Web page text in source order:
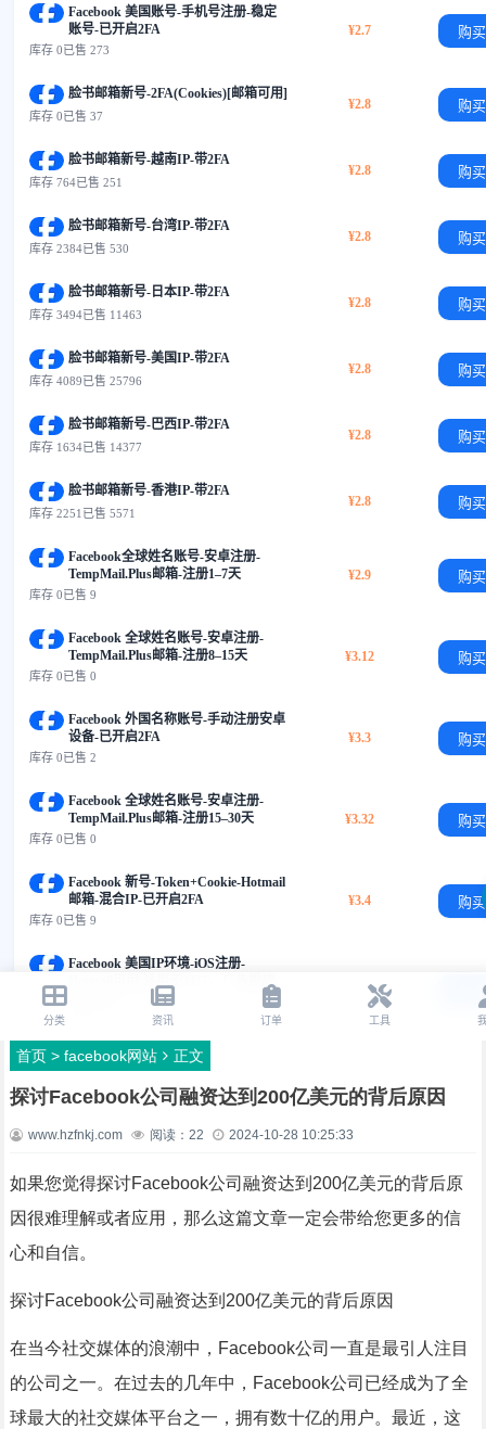
首页> facebook网站 正文
探讨Facebook公司融资达到200亿美元的背后原因
www.hzfnkj.com 阅读： 22 2024-10-28 10:25:33
如果您觉得探讨Facebook公司融资达到200亿美元的背后原
因很难理解或者应用，那么这篇文章一定会带给您更多的信
心和自信。
探讨Facebook公司融资达到200亿美元的背后原因
在当今社交媒体的浪潮中，Facebook公司一直是最引人注目
的公司之一。在过去的几年中，Facebook公司已经成为了全
球最大的社交媒体平台之一，拥有数十亿的用户。最近，这